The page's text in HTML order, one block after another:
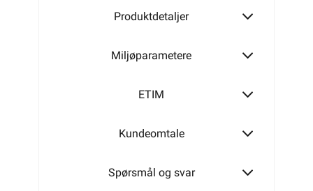
Produktdetaljer
Miljøparametere
ETIM
Kundeomtale
Spørsmål og svar